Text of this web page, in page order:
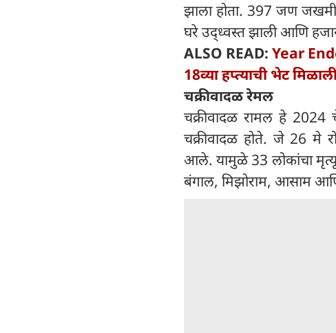
झाला होता. 397 जण
घरे उद्ध्वस्त झाली आणि
ALSO READ: Year
18व्या हप्त्याची भेट
चक्रीवादळ रेमल
चक्रीवादळ रामल हे 2024
चक्रीवादळ होते. जे 26 मे
आले. यामुळे 33 लोकांचा
बंगाल, मिझोराम, आसाम